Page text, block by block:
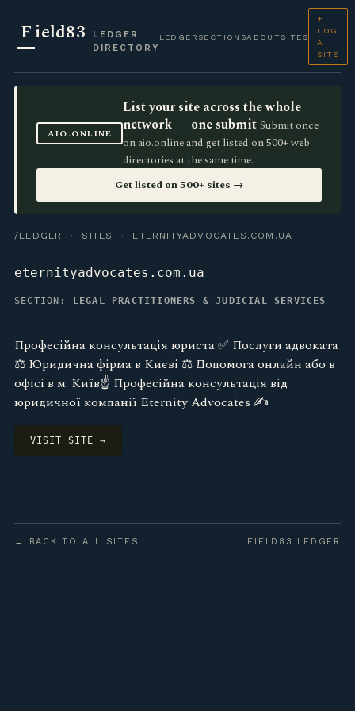
Field83
LEDGER
DIRECTORY
LEDGER SECTIONSABOUT SITES
+
LOG
A
SITE
AIO.ONLINE
List your site across the whole
network — one submit Submit once
on aio.online and get listed on 500+ web
directories at the same time.
Get listed on 500+ sites →
/LEDGER · SITES · ETERNITYADVOCATES.COM.UA
eternityadvocates.com.ua
SECTION: LEGAL PRACTITIONERS & JUDICIAL SERVICES
Професійна консультація юриста ✅ Послуги адвоката
⚖️ Юридична фірма в Києві ⚖️ Допомога онлайн або в
офісі в м. Київ☝ Професійна консультація від
юридичної компанії Eternity Advocates ✍
VISIT SITE →
← BACK TO ALL SITES FIELD83 LEDGER